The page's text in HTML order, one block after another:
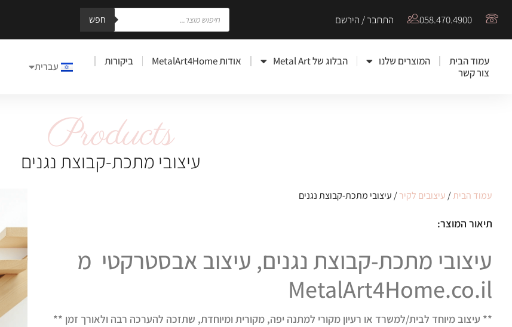
058.470.4900 התחבר / הירשם חפש
עמוד הבית המוצרים שלנו הבלוג של Metal Art אודות MetalArt4Home
ביקורות
צור קשר
עברית
English
Products
עיצובי מתכת-קבוצת נגנים
עמוד הבית/עיצובים לקיר/ עיצובי מתכת-קבוצת נגנים
תיאור המוצר:
עיצובי מתכת-קבוצת נגנים, עיצוב אבסטרקטי מ
MetalArt4Home.co.il
** עיצוב מיוחד לבית/למשרד או רעיון מקורי למתנה יפה, מקורית ומיוחדת, שתזכה להערכה רבה ולאורך זמן **